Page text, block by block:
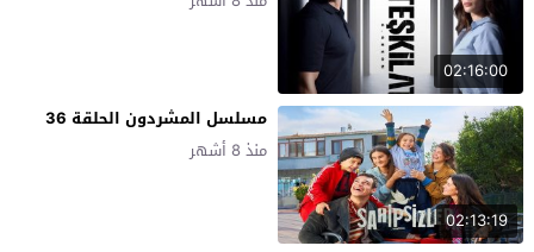
02:16:00
02:13:19
مسلسل المشردون الحلقة 36
منذ 8 أشهر